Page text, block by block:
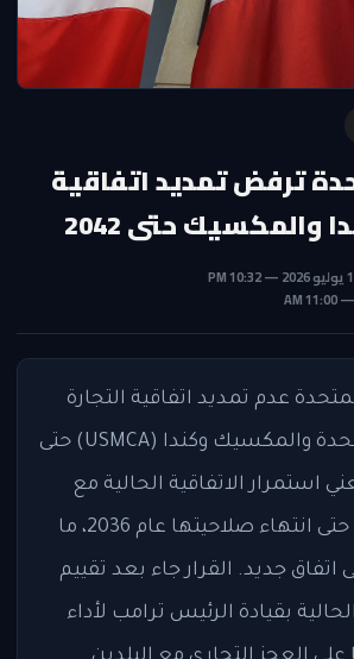
ترفض تمديد اتفاقية
والمكسيك حتى 2042
عدم تمديد اتفاقية التجارة
بين الولايات المتحدة والمكسيك وكندا (USMCA) حتى
مما يعني استمرار الاتفاقية الحالية مع
مراجعات سنوية حتى انتهاء صلاحيتها عام 2036، ما
اتفاق جديد. القرار جاء بعد تقييم
الحالية بقيادة الرئيس ترامب لأداء